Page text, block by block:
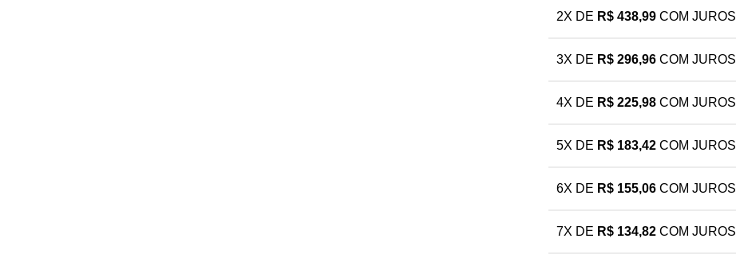
2X DE R$ 438,99 COM JUROS
3X DE R$ 296,96 COM JUROS
4X DE R$ 225,98 COM JUROS
5X DE R$ 183,42 COM JUROS
6X DE R$ 155,06 COM JUROS
7X DE R$ 134,82 COM JUROS